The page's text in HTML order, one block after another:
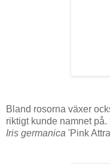
Bland rosorna växer
riktigt kunde namnet
Iris germanica 'Pink